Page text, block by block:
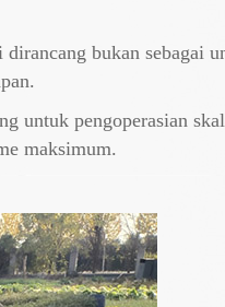
bukan sebagai
untuk pengoperasian
maksimum.